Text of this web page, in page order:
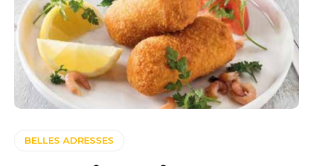
BELLES ADRESSES